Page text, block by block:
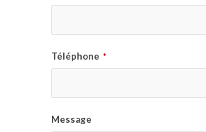
Téléphone *
Message